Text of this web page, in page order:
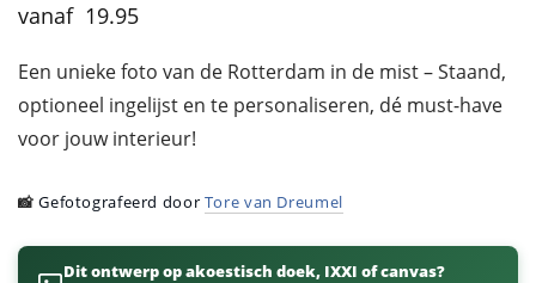
19.95
Een unieke foto van de Rotterdam in de mist – Staand,
optioneel ingelijst en te personaliseren, dé must-have
voor jouw interieur!
📸Gefotografeerd door Tore van Dreumel
Dit ontwerp op akoestisch doek, IXXI of canvas?